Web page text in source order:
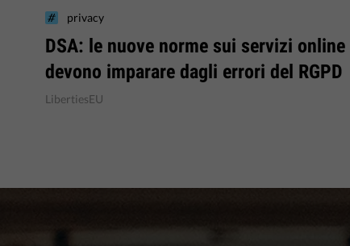
privacy
DSA: le nuove norme sui servizi online
devono imparare dagli errori del RGPD
LibertiesEU